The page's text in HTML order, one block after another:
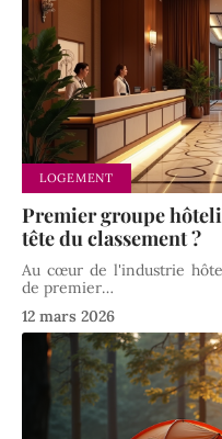
LOGEMENT
Premier groupe
tête du classement ?
Au cœur de l'industrie
de premier…
12 mars 2026